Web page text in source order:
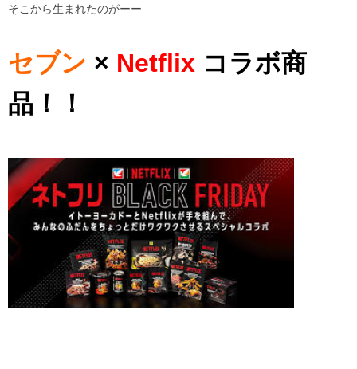
そこから生まれたのがーー
セブン × Netflix コラボ商
品！！